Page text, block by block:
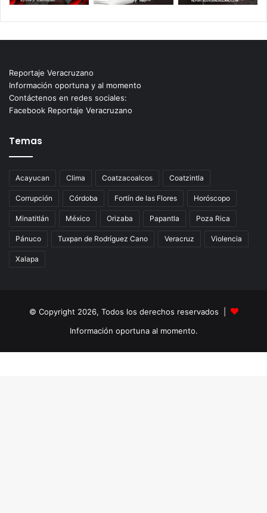
Reportaje Veracruzano
Información oportuna y al momento
Contáctenos en redes sociales:
Facebook Reportaje Veracruzano
Temas
Acayucan Clima Coatzacoalcos Coatzintla
Corrupción Córdoba Fortín de las Flores Horóscopo
Minatitlán México Orizaba Papantla Poza Rica
Pánuco Tuxpan de Rodríguez Cano Veracruz Violencia
Xalapa
© Copyright 2026, Todos los derechos reservados |
Información oportuna al momento.